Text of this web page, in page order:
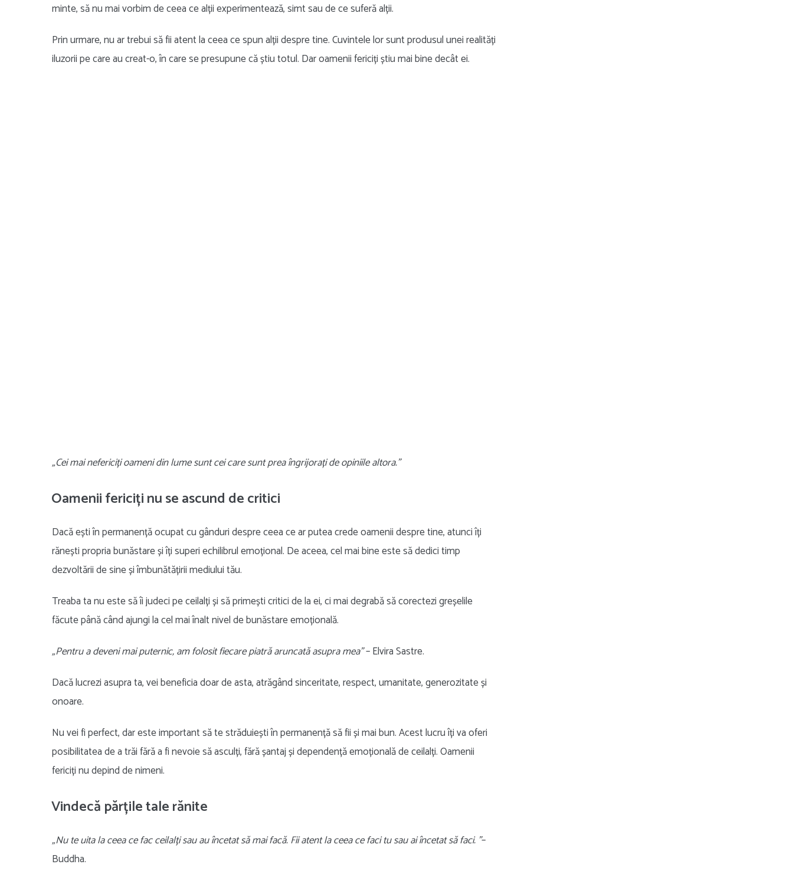
minte, să nu mai vorbim de ceea ce alții experimentează, simt sau de ce suferă alții.
Prin urmare, nu ar trebui să fii atent la ceea ce spun alții despre tine. Cuvintele lor sunt produsul unei realități
iluzorii pe care au creat-o, în care se presupune că știu totul. Dar oamenii fericiți știu mai bine decât ei.
„Cei mai nefericiți oameni din lume sunt cei care sunt prea îngrijorați de opiniile altora.”
Oamenii fericiți nu se ascund de critici
Dacă ești în permanență ocupat cu gânduri despre ceea ce ar putea crede oamenii despre tine, atunci îți
rănești propria bunăstare și îți superi echilibrul emoțional. De aceea, cel mai bine este să dedici timp
dezvoltării de sine și îmbunătățirii mediului tău.
Treaba ta nu este să îi judeci pe ceilalți și să primești critici de la ei, ci mai degrabă să corectezi greșelile
făcute până când ajungi la cel mai înalt nivel de bunăstare emoțională.
„Pentru a deveni mai puternic, am folosit fiecare piatră aruncată asupra mea”– Elvira Sastre.
Dacă lucrezi asupra ta, vei beneficia doar de asta, atrăgând sinceritate, respect, umanitate, generozitate și
onoare.
Nu vei fi perfect, dar este important să te străduiești în permanență să fii și mai bun. Acest lucru îți va oferi
posibilitatea de a trăi fără a fi nevoie să asculți, fără șantaj și dependență emoțională de ceilalți. Oamenii
fericiți nu depind de nimeni.
Vindecă părțile tale rănite
„Nu te uita la ceea ce fac ceilalți sau au încetat să mai facă. Fii atent la ceea ce faci tu sau ai încetat să faci. ”–
Buddha.